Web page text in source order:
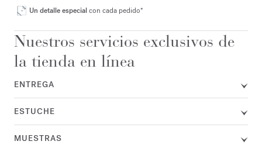
Un detalle especialcon cada pedido*
Nuestros servicios exclusivos de
la tienda en línea
ENTREGA
ESTUCHE
MUESTRAS